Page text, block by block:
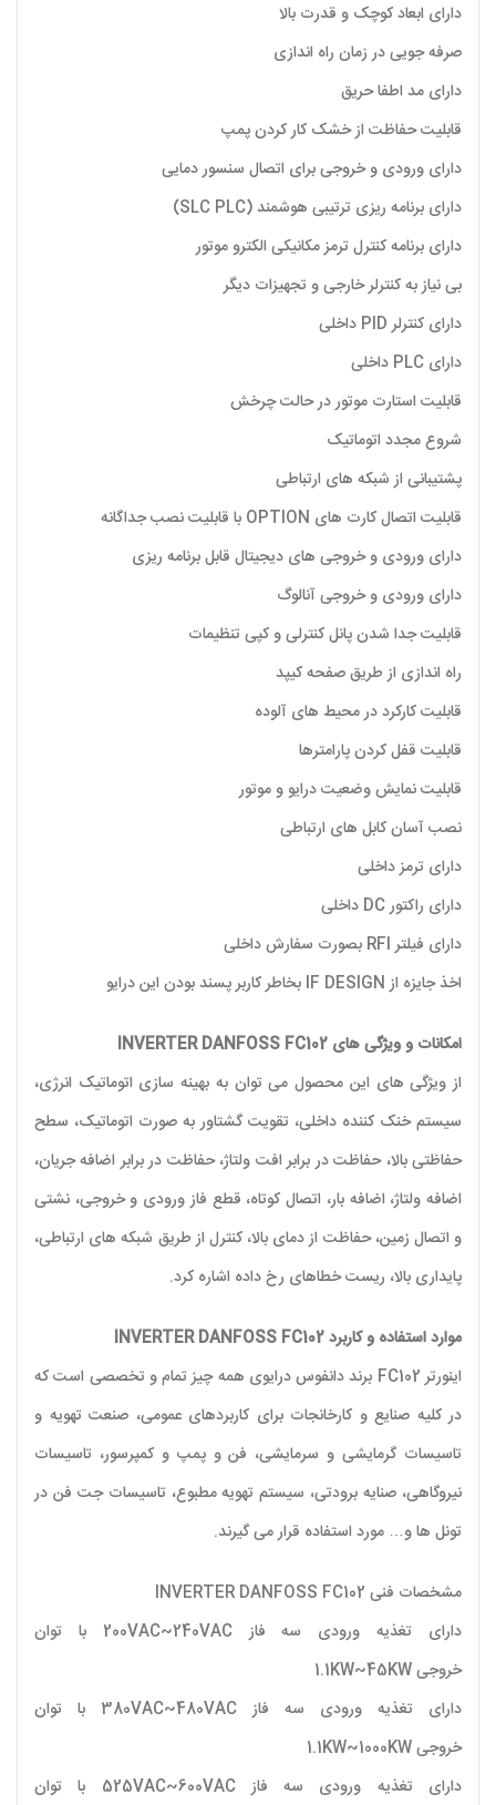
دارای ابعاد کوچک و قدرت بالا
صرفه جویی در زمان راه اندازی
دارای مد اطفا حریق
قابلیت حفاظت از خشک کار کردن پمپ
دارای ورودی و خروجی برای اتصال سنسور دمایی
دارای برنامه ریزی ترتیبی هوشمند (SLC PLC)
دارای برنامه کنترل ترمز مکانیکی الکترو موتور
بی نیاز به کنترلر خارجی و تجهیزات دیگر
دارای کنترلر PID داخلی
دارای PLC داخلی
قابلیت استارت موتور در حالت چرخش
شروع مجدد اتوماتیک
پشتیبانی از شبکه های ارتباطی
قابلیت اتصال کارت های OPTION با قابلیت نصب جداگانه
دارای ورودی و خروجی های دیجیتال قابل برنامه ریزی
دارای ورودی و خروجی آنالوگ
قابلیت جدا شدن پانل کنترلی و کپی تنظیمات
راه اندازی از طریق صفحه کیپد
قابلیت کارکرد در محیط های آلوده
قابلیت قفل کردن پارامترها
قابلیت نمایش وضعیت درایو و موتور
نصب آسان کابل های ارتباطی
دارای ترمز داخلی
دارای راکتور DC داخلی
دارای فیلتر RFI بصورت سفارش داخلی
اخذ جایزه از IF DESIGN بخاطر کاربر پسند بودن این درایو
امکانات و ویژگی های INVERTER DANFOSS FC102
از ویژگی های این محصول می توان به بهینه سازی اتوماتیک انرژی،
سیستم خنک کننده داخلی، تقویت گشتاور به صورت اتوماتیک، سطح
حفاظتی بالا، حفاظت در برابر افت ولتاژ، حفاظت در برابر اضافه جریان،
اضافه ولتاژ، اضافه بار، اتصال کوتاه، قطع فاز ورودی و خروجی، نشتی
و اتصال زمین، حفاظت از دمای بالا، کنترل از طریق شبکه های ارتباطی،
پایداری بالا، ریست خطاهای رخ داده اشاره کرد.
موارد استفاده و کاربرد INVERTER DANFOSS FC102
اینورتر FC102 برند دانفوس درایوی همه چیز تمام و تخصصی است که
در کلیه صنایع و کارخانجات برای کاربردهای عمومی، صنعت تهویه و
تاسیسات گرمایشی و سرمایشی، فن و پمپ و کمپرسور، تاسیسات
نیروگاهی، صنایه برودتی، سیستم تهویه مطبوع، تاسیسات جت فن در
تونل ها و… مورد استفاده قرار می گیرند.
مشخصات فنی INVERTER DANFOSS FC102
دارای تغذیه ورودی سه فاز 200VAC~240VAC با توان
خروجی 1.1KW~45KW
دارای تغذیه ورودی سه فاز 380VAC~480VAC با توان
خروجی 1.1KW~1000KW
دارای تغذیه ورودی سه فاز 525VAC~600VAC با توان